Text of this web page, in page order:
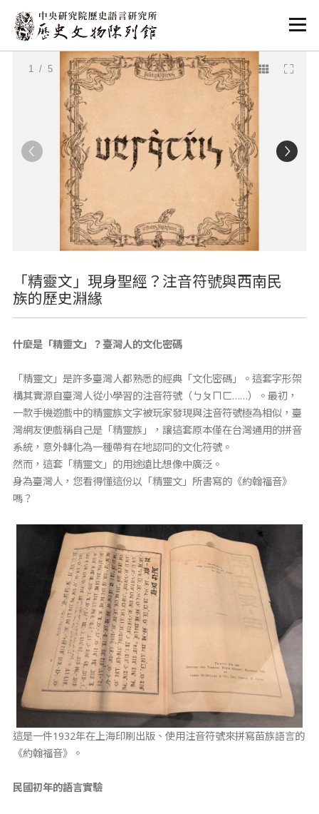
:::
:::
1/ 5
「精靈文」現身聖經？注音符號與西南民
族的歷史淵緣
什麼是「精靈文」？臺灣人的文化密碼
「精靈文」是許多臺灣人都熟悉的經典「文化密碼」。這套字形架
構其實源自臺灣人從小學習的注音符號（ㄅㄆㄇㄈ……）。最初，
一款手機遊戲中的精靈族文字被玩家發現與注音符號極為相似，臺
灣網友便戲稱自己是「精靈族」，讓這套原本僅在台灣通用的拼音
系統，意外轉化為一種帶有在地認同的文化符號。
然而，這套「精靈文」的用途遠比想像中廣泛。
身為臺灣人，您看得懂這份以「精靈文」所書寫的《約翰福音》
嗎？
這是一件1932年在上海印刷出版、使用注音符號來拼寫苗族語言的
《約翰福音》。
民國初年的語言實驗